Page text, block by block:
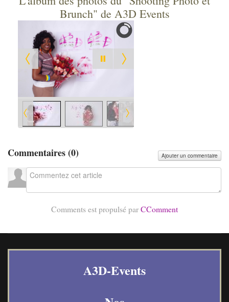
Brunch" de A3D Events
Commentaires (0) Ajouter un commentaire
Comments est propulsé parCComment
A3D-Events